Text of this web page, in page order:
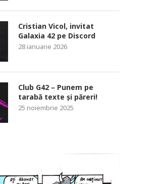
Cristian Vicol, invitat
Galaxia 42 pe Discord
28 ianuarie 2026
Club G42 – Punem pe
tarabă texte și păreri!
25 noiembrie 2025